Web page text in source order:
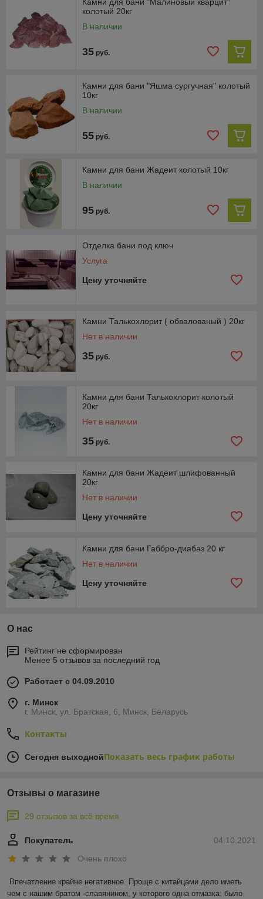
колотый 20кг
В наличии
35 руб.
Камни для бани "Яшма сургучная" колотый
10кг
В наличии
55 руб.
Камни для бани Жадеит колотый 10кг
В наличии
95 руб.
Отделка бани под ключ
Услуга
Цену уточняйте
Камни Талькохлорит ( обвалованый ) 20кг
Нет в наличии
35 руб.
Камни для бани Талькохлорит колотый
20кг
Нет в наличии
35 руб.
Камни для бани Жадеит шлифованный
20кг
Нет в наличии
Цену уточняйте
Камни для бани Габбро-диабаз 20 кг
Нет в наличии
Цену уточняйте
О нас
Рейтинг не сформирован
Менее 5 отзывов за последний год
Работает с 04.09.2010
г. Минск
г. Минск, ул. Братская, 6, Минск, Беларусь
Контакты
Сегодня выходнойПоказать весь график работы
Отзывы о магазине
29 отзывов за всё время
04.10.2021
Покупатель
Очень плохо
Впечатление крайне негативное. Проще с китайцами дело иметь
чем с нашим братом -славянином, у которого одна отмазка: было